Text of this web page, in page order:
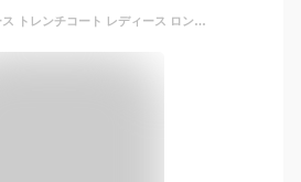
QLXYYFC レディース トレンチコート レディース ロングスリーブ シングルブレスト コート フェイクレザー ジャケット (Color : 黒, Size : S)